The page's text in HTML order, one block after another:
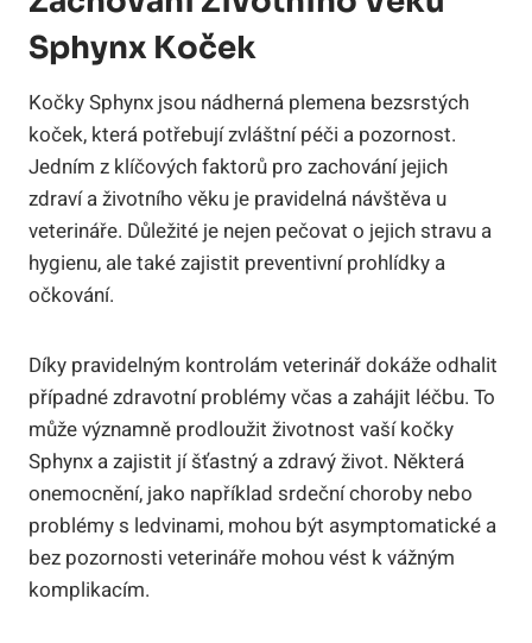
Sphynx Koček
Kočky Sphynx jsou nádherná plemena bezsrstých
koček, která potřebují zvláštní péči a pozornost.
Jedním z klíčových faktorů pro zachování jejich
zdraví a životního věku je pravidelná návštěva u
veterináře. Důležité je nejen pečovat o jejich stravu a
hygienu, ale také zajistit preventivní prohlídky a
očkování.
Díky pravidelným kontrolám veterinář dokáže odhalit
případné zdravotní problémy včas a zahájit léčbu. To
může významně prodloužit životnost vaší kočky
Sphynx a zajistit jí šťastný a zdravý život. Některá
onemocnění, jako například srdeční choroby nebo
problémy s ledvinami, mohou být asymptomatické a
bez pozornosti veterináře mohou vést k vážným
komplikacím.